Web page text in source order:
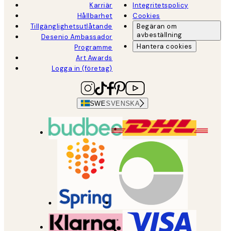
Karriär
Hållbarhet
Tillgänglighetsutlåtande
Desenio Ambassador
Programme
Art Awards
Logga in (företag)
Integritetspolicy
Cookies
Begäran om
avbeställning
Hantera cookies
SWESVENSKA